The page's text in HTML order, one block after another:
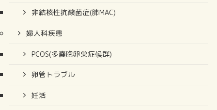
非結核性抗酸菌症(肺MAC)
婦人科疾患
PCOS(多嚢胞卵巣症候群)
卵管トラブル
妊活